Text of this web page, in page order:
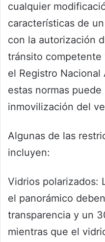
cualquier
características de
con la autorización
tránsito competente
el Registro
estas normas
inmovilización del
Algunas de las
incluyen:
Vidrios polarizados:
el panorámico
transparencia y un
mientras que el